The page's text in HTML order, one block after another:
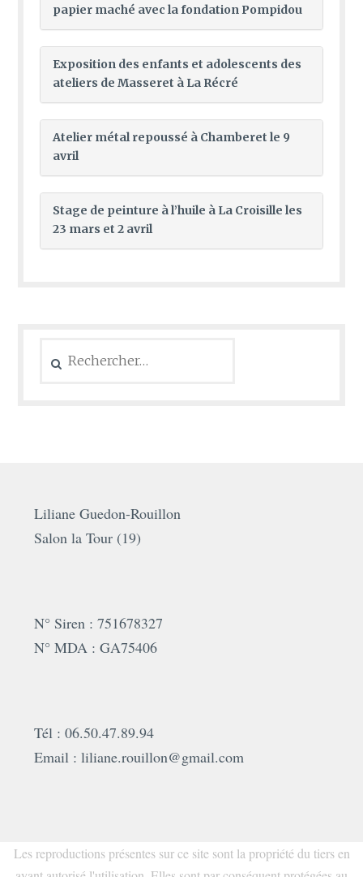
papier maché avec la fondation Pompidou
Exposition des enfants et adolescents des
ateliers de Masseret à La Récré
Atelier métal repoussé à Chamberet le 9
avril
Stage de peinture à l’huile à La Croisille les
23 mars et 2 avril
Liliane Guedon-Rouillon
Salon la Tour (19)
N° Siren : 751678327
N° MDA : GA75406
Tél : 06.50.47.89.94
Email : liliane.rouillon@gmail.com
Les reproductions présentes sur ce site sont la propriété du tiers en